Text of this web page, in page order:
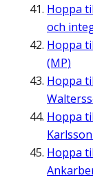
Hoppa
och
Hoppa
(MP)
Hoppa
Hoppa
Hoppa